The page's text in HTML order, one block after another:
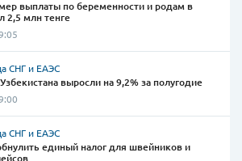
выплаты по беременности и родам в
2,5 млн тенге
СНГ и ЕАЭС
выросли на 9,2% за полугодие
СНГ и ЕАЭС
единый налог для швейников и